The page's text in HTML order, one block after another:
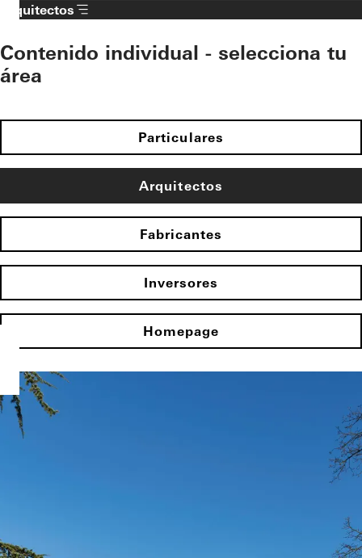
Arquitectos
Contenido individual - selecciona tu
área
Particulares
Arquitectos
Fabricantes
Inversores
Homepage